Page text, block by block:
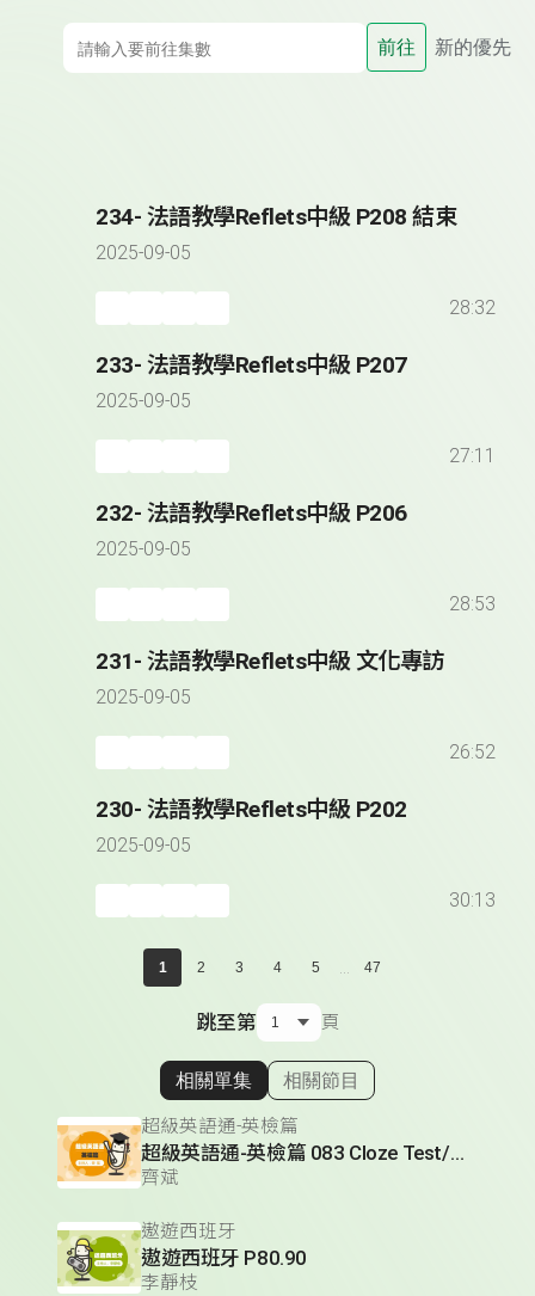
前往 新的優先
234- 法語教學Reflets中級 P208 結束
2025-09-05
28:32
233- 法語教學Reflets中級 P207
2025-09-05
27:11
232- 法語教學Reflets中級 P206
2025-09-05
28:53
231- 法語教學Reflets中級 文化專訪
2025-09-05
26:52
230- 法語教學Reflets中級 P202
2025-09-05
30:13
1 2 3 4 5 ... 47
跳至第 頁
顯示相關單集
相關單集 相關節目
超級英語通-英檢篇
超級英語通-英檢篇 083 Cloze Test/段落填空-13
齊斌
遨遊西班牙
遨遊西班牙 P80.90
李靜枝